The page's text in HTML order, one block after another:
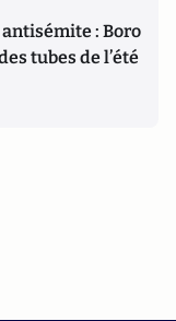
: Boro
tubes de l’été